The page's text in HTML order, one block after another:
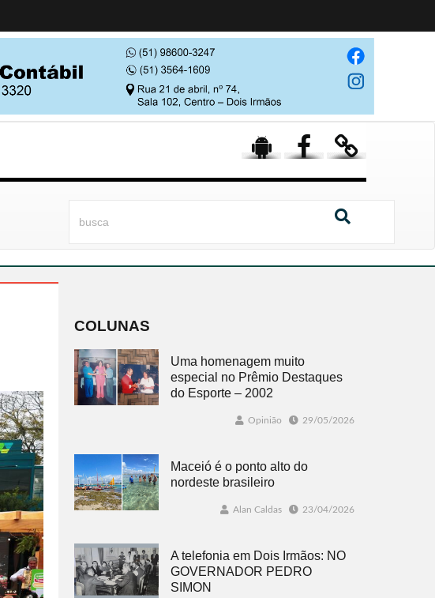
COLUNAS
Uma homenagem muito
especial no Prêmio Destaques
do Esporte – 2002
Opinião 29/05/2026
Maceió é o ponto alto do
nordeste brasileiro
Alan Caldas 23/04/2026
A telefonia em Dois Irmãos: NO
GOVERNADOR PEDRO
SIMON